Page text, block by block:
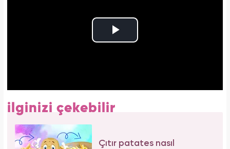
ilginizi çekebilir
Çıtır patates nasıl